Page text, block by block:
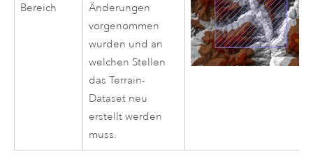
Bereich
Änderungen
vorgenommen
wurden und an
welchen Stellen
das Terrain-
Dataset neu
erstellt werden
muss.